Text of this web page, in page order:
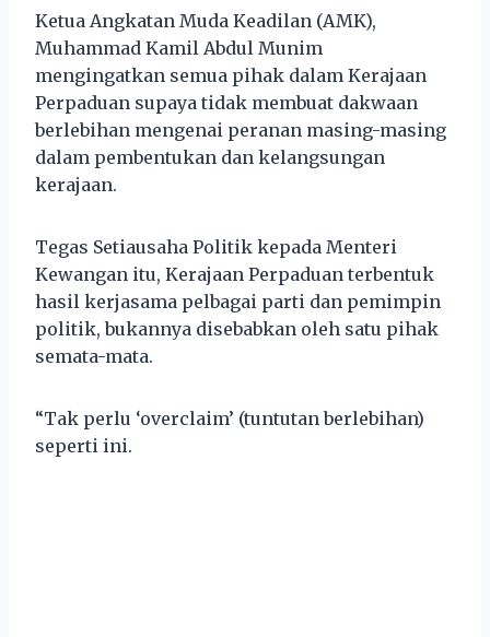
Ketua Angkatan Muda Keadilan (AMK),
Muhammad Kamil Abdul Munim
mengingatkan semua pihak dalam Kerajaan
Perpaduan supaya tidak membuat dakwaan
berlebihan mengenai peranan masing-masing
dalam pembentukan dan kelangsungan
kerajaan.
Tegas Setiausaha Politik kepada Menteri
Kewangan itu, Kerajaan Perpaduan terbentuk
hasil kerjasama pelbagai parti dan pemimpin
politik, bukannya disebabkan oleh satu pihak
semata-mata.
“Tak perlu ‘overclaim’ (tuntutan berlebihan)
seperti ini.